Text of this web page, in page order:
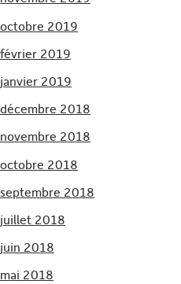
octobre 2019
février 2019
janvier 2019
décembre 2018
novembre 2018
octobre 2018
septembre 2018
juillet 2018
juin 2018
mai 2018